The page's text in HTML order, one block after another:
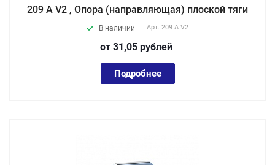
209 A V2 , Опора (направляющая) плоской тяги
В наличии Арт. 209 A V2
от 31,05 рублей
Подробнее